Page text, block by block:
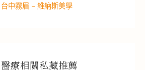
台中霧眉 – 維納斯美學
醫療相關私藏推薦